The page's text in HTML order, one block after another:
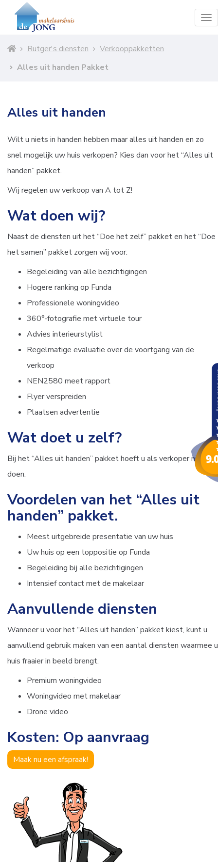
Rutger's diensten
Verkooppakketten
Alles uit handen Pakket
Alles uit handen
Wilt u niets in handen hebben maar alles uit handen en zo
snel mogelijk uw huis verkopen? Kies dan voor het “Alles uit
handen” pakket.
Wij regelen uw verkoop van A tot Z!
Wat doen wij?
Naast de diensten uit het “Doe het zelf” pakket en het “Doe
het samen” pakket zorgen wij voor:
Begeleiding van alle bezichtigingen
Hogere ranking op Funda
Professionele woningvideo
360°-fotografie met virtuele tour
Advies interieurstylist
Regelmatige evaluatie over de voortgang van de
verkoop
NEN2580 meet rapport
Flyer verspreiden
Plaatsen advertentie
Wat doet u zelf?
Bij het “Alles uit handen” pakket hoeft u als verkoper niets te
doen.
Voordelen van het “Alles uit
handen” pakket.
Meest uitgebreide presentatie van uw huis
Uw huis op een toppositie op Funda
Begeleiding bij alle bezichtigingen
Intensief contact met de makelaar
Aanvullende diensten
Wanneer u voor het “Alles uit handen” pakket kiest, kunt u
aanvullend gebruik maken van een aantal diensten waarmee u
huis fraaier in beeld brengt.
Premium woningvideo
Woningvideo met makelaar
Drone video
Kosten: Op aanvraag
Maak nu een afspraak!